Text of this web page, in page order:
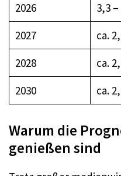
2026 3,3
2027
ca.
2028
ca.
2030
ca.
Warum die
genießen sind